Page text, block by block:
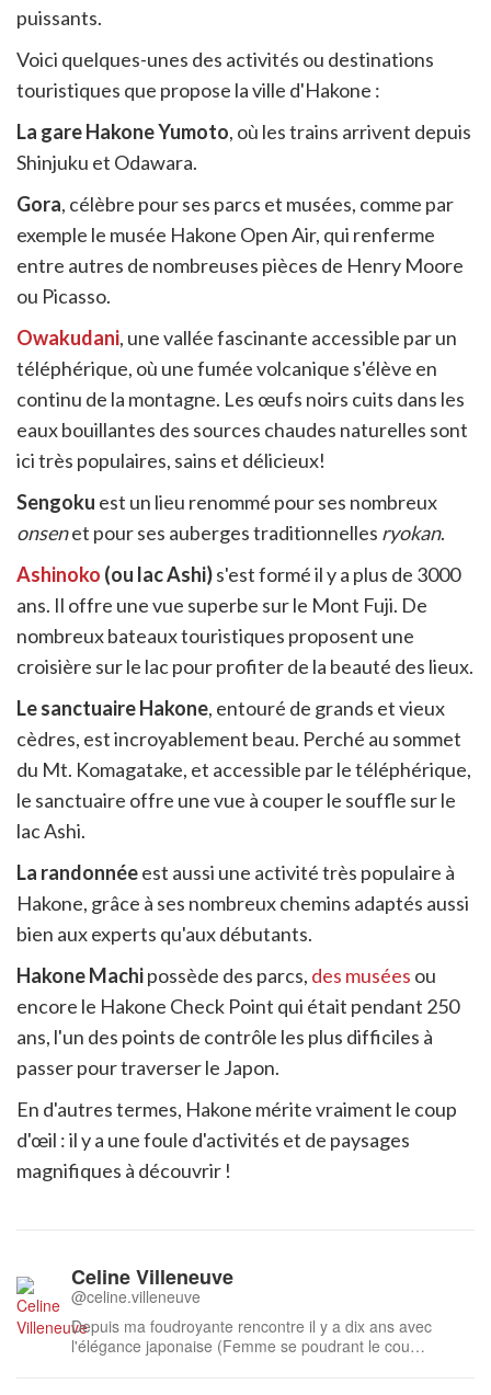
puissants.
Voici quelques-unes des activités ou destinations
touristiques que propose la ville d'Hakone :
La gare Hakone Yumoto, où les trains arrivent depuis
Shinjuku et Odawara.
Gora, célèbre pour ses parcs et musées, comme par
exemple le musée Hakone Open Air, qui renferme
entre autres de nombreuses pièces de Henry Moore
ou Picasso.
Owakudani, une vallée fascinante accessible par un
téléphérique, où une fumée volcanique s'élève en
continu de la montagne. Les œufs noirs cuits dans les
eaux bouillantes des sources chaudes naturelles sont
ici très populaires, sains et délicieux!
Sengoku est un lieu renommé pour ses nombreux
onsenet pour ses auberges traditionnelles ryokan.
Ashinoko (ou lac Ashi)s'est formé il y a plus de 3000
ans. Il offre une vue superbe sur le Mont Fuji. De
nombreux bateaux touristiques proposent une
croisière sur le lac pour profiter de la beauté des lieux.
Le sanctuaire Hakone, entouré de grands et vieux
cèdres, est incroyablement beau. Perché au sommet
du Mt. Komagatake, et accessible par le téléphérique,
le sanctuaire offre une vue à couper le souffle sur le
lac Ashi.
La randonnéeest aussi une activité très populaire à
Hakone, grâce à ses nombreux chemins adaptés aussi
bien aux experts qu'aux débutants.
Hakone Machipossède des parcs, des musées ou
encore le Hakone Check Point qui était pendant 250
ans, l'un des points de contrôle les plus difficiles à
passer pour traverser le Japon.
En d'autres termes, Hakone mérite vraiment le coup
d'œil : il y a une foule d'activités et de paysages
magnifiques à découvrir !
Celine Villeneuve
@celine.villeneuve
Depuis ma foudroyante rencontre il y a dix ans avec
l'élégance japonaise (Femme se poudrant le cou